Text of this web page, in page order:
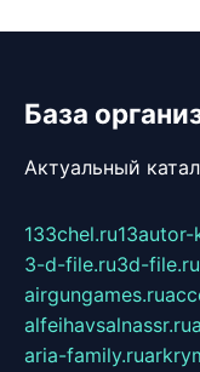
База
Актуальный
133chel.ru
3-d-file.ru3d-file.ru
airgungames.ru
alfeihavsalnassr.ru
aria-family.ru